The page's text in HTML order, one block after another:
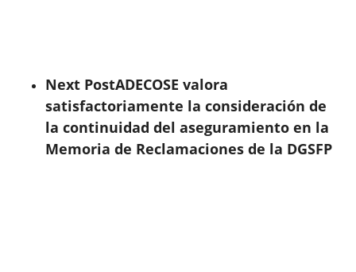
Next PostADECOSE valora
satisfactoriamente la consideración de
la continuidad del aseguramiento en la
Memoria de Reclamaciones de la DGSFP